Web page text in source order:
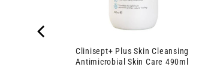
Clinisept+ Plus Skin Cleansing
Antimicrobial Skin Care 490ml